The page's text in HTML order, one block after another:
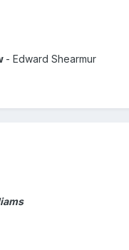
- Edward Shearmur